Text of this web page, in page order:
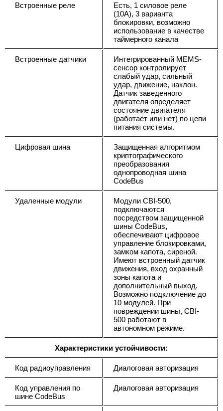
Встроенные реле
Есть, 1 силовое реле
(10А), 3 варианта
блокировки, возможно
использование в качестве
таймерного канала
Встроенные датчики
Интегрированный MEMS-
сенсор контролирует
слабый удар, сильный
удар, движение, наклон.
Датчик заведенного
двигателя определяет
состояние двигателя
(работает или нет) по цепи
питания системы.
Цифровая шина
Защищенная алгоритмом
криптографического
преобразования
однопроводная шина
CodeBus
Удаленные модули
Модули CBI-500,
подключаются
посредством защищенной
шины CodeBus,
обеспечивают цифровое
управление блокировками,
замком капота, сиреной.
Имеют встроенный датчик
движения, вход охранный
зоны капота и
дополнительный выход.
Возможно подключение до
10 модулей. При
повреждении шины, CBI-
500 работают в
автономном режиме.
Характеристики устойчивости:
Код радиоуправления Диалоговая авторизация
Код управления по
шине CodeBus
Диалоговая авторизация